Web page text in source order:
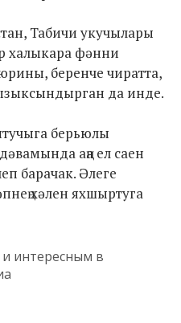
Табичи укучылары
халыкара фәнни
беренче чиратта,
да инде.
берьюлы
аңа ел саен
барачак. Әлеге
хәлен яхшыртуга
интересным в